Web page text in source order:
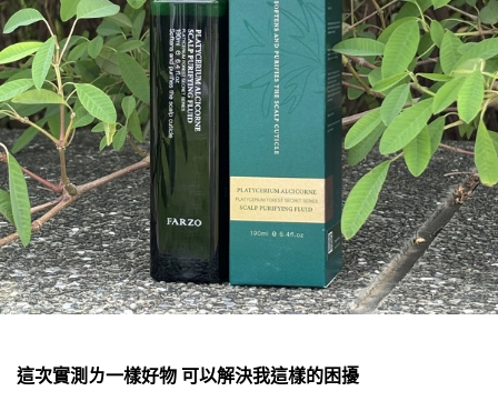
這次實測ㄌ一樣好物 可以解決我這樣的困擾